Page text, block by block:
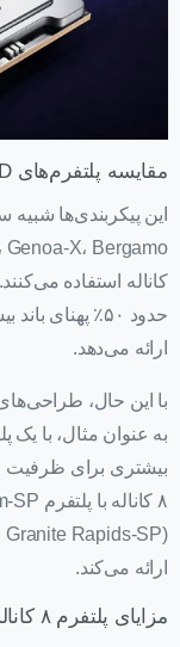
مقایسه پلتفرم‌های AMD و Intel Xeon Diamond Rapids
ارائه می‌دهد.
بیشتری برای ظرفیت
ارائه می‌کند.
مزایای پلتفرم ۸ کاناله Intel Xeon 6700